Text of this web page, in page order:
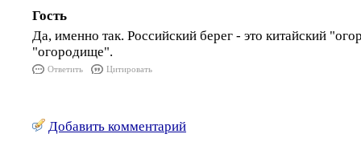
Гость
Да, именно так. Российский берег - это китайский
"огородище".
Ответить Цитировать
Добавить комментарий